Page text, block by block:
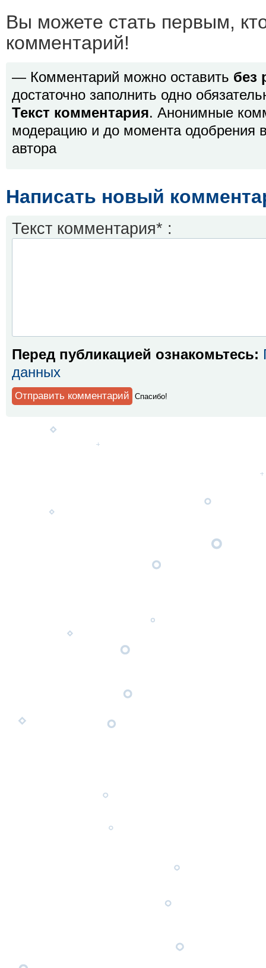
Вы можете стать первым,
комментарий!
— Комментарий можно оставить без
достаточно заполнить одно
Текст комментария. Анонимные
модерацию и до момента одобрения
автора
Написать новый
Текст комментария* :
Перед публикацией ознакомьтесь:
данных
Спaсибо!